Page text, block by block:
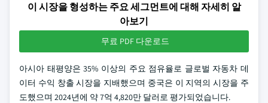
이 시장을 형성하는 주요 세그먼트에 대해 자세히 알
아보기
무료 PDF 다운로드
아시아 태평양은 35% 이상의 주요 점유율로 글로벌 자동차 데
이터 수익 창출 시장을 지배했으며 중국은 이 지역의 시장을 주
도했으며 2024년에 약 7억 4,820만 달러로 평가되었습니다.